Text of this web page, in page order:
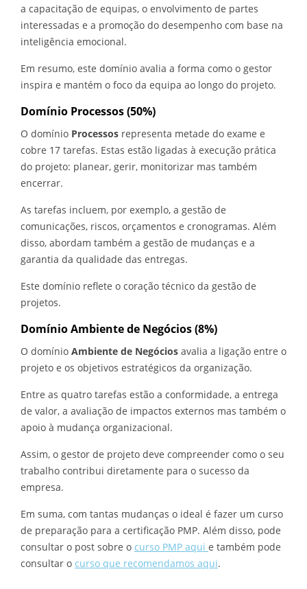
a capacitação de equipas, o envolvimento de partes
interessadas e a promoção do desempenho com base na
inteligência emocional.
Em resumo, este domínio avalia a forma como o gestor
inspira e mantém o foco da equipa ao longo do projeto.
Domínio Processos (50%)
O domínio Processos representa metade do exame e
cobre 17 tarefas. Estas estão ligadas à execução prática
do projeto: planear, gerir, monitorizar mas também
encerrar.
As tarefas incluem, por exemplo, a gestão de
comunicações, riscos, orçamentos e cronogramas. Além
disso, abordam também a gestão de mudanças e a
garantia da qualidade das entregas.
Este domínio reflete o coração técnico da gestão de
projetos.
Domínio Ambiente de Negócios (8%)
O domínio Ambiente de Negócios avalia a ligação entre o
projeto e os objetivos estratégicos da organização.
Entre as quatro tarefas estão a conformidade, a entrega
de valor, a avaliação de impactos externos mas também o
apoio à mudança organizacional.
Assim, o gestor de projeto deve compreender como o seu
trabalho contribui diretamente para o sucesso da
empresa.
Em suma, com tantas mudanças o ideal é fazer um curso
de preparação para a certificação PMP. Além disso, pode
consultar o post sobre o curso PMP aqui e também pode
consultar o curso que recomendamos aqui.